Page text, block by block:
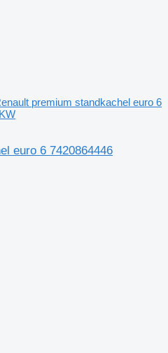
premium standkachel euro 6
euro 6 7420864446